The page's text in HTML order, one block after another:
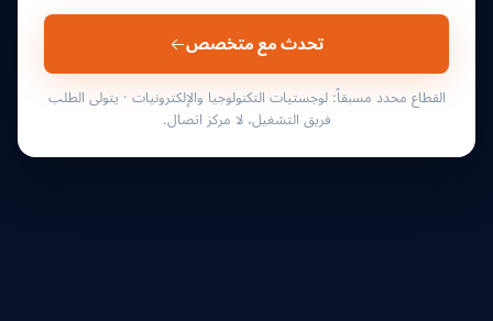
تحدث مع متخصص
القطاع محدد مسبقاً: لوجستيات التكنولوجيا والإلكترونيات · يتولى الطلب
فريق التشغيل، لا مركز اتصال.